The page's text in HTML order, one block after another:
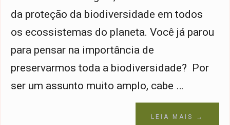
da proteção da biodiversidade em todos
os ecossistemas do planeta. Você já parou
para pensar na importância de
preservarmos toda a biodiversidade? Por
ser um assunto muito amplo, cabe …
LEIA MAIS →